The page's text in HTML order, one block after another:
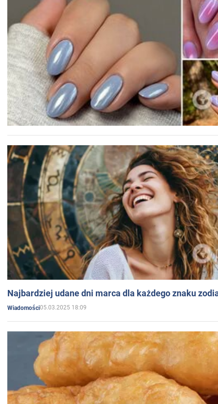
Najbardziej udane dni marca dla każdego znaku
Wiadomości05.03.2025 18:09